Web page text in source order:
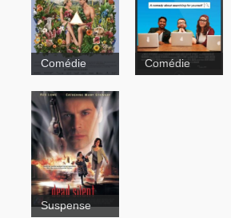
Comédie Comédie
Suspense